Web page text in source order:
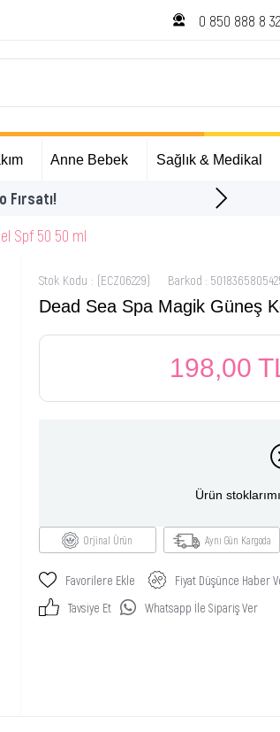
0 850 888 8
Anne Bebek Sağlık & Medikal
Hediyeler
Spf 50 50 ml
Stok Kodu (ECZ06229) Barkod :
Dead Sea Spa Magik Güneş
198,00
Ürün
Orjinal Ürün Aynı Gün Kargoda
Favorilere Ekle Fiyat Düşünce Haber
Tavsiye Et
Whatsapp İle Sipariş Ver